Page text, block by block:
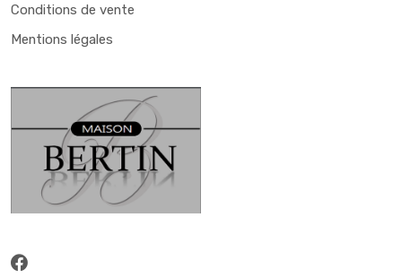
Conditions de vente
Mentions légales